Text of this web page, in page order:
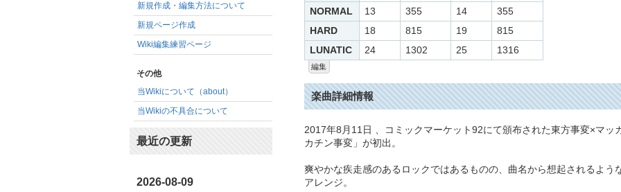
新規作成・編集方法について
新規ページ作成
Wiki編集練習ページ
その他
当Wikiについて（about）
当Wikiの不具合について
最近の更新
2026-08-09
NORMAL
13 355 14
355
HARD
18 815 19
815
LUNATIC
24 1302 25 1316
編集
楽曲詳細情報
2017年8月11日 、コミックマーケット92にて頒布された東方事変×マッ
カチン事変」が初出。
爽やかな疾走感のあるロックではあるものの、曲名から想起されるよう
アレンジ。